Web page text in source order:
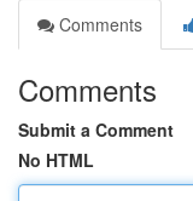
Comments
Comments
Submit a Comment
No HTML